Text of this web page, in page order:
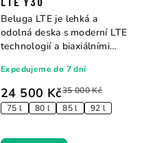
24 500 Kč35 000 Kč
75 l 80 l 85 l 92 l
Expedujeme do 7 dní
Beluga LTE je lehká a
odolná deska s moderní LTE
technologií a biaxiálními